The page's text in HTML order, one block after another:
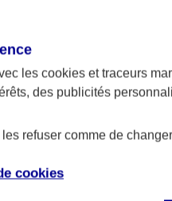
les cookies et traceurs
des publicités
refuser comme de
cookies